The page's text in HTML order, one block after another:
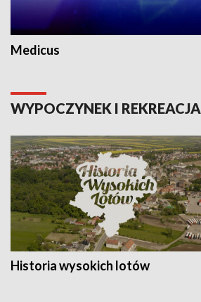
Medicus
WYPOCZYNEK I REKREACJA
Historia wysokich lotów